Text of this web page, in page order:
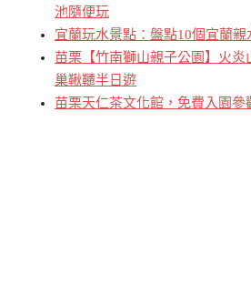
池隨便玩
宜蘭玩水景點：盤點10個宜蘭
苗栗【竹南獅山親子公園】火
巢鞦韆半日遊
苗栗天仁茶文化館，免費入園參